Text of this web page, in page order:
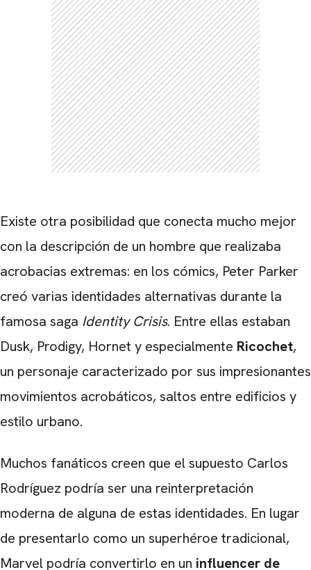
Existe otra posibilidad que conecta mucho mejor
con la descripción de un hombre que realizaba
acrobacias extremas: en los cómics, Peter Parker
creó varias identidades alternativas durante la
famosa saga Identity Crisis. Entre ellas estaban
Dusk, Prodigy, Hornet y especialmente Ricochet,
un personaje caracterizado por sus impresionantes
movimientos acrobáticos, saltos entre edificios y
estilo urbano.
Muchos fanáticos creen que el supuesto Carlos
Rodríguez podría ser una reinterpretación
moderna de alguna de estas identidades. En lugar
de presentarlo como un superhéroe tradicional,
Marvel podría convertirlo en un influencer de